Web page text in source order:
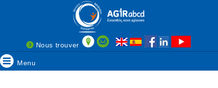
Nous trouver
Menu